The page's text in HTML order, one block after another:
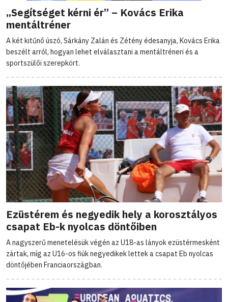
„Segítséget kérni ér” – Kovács Erika
mentáltréner
A két kitűnő úszó, Sárkány Zalán és Zétény édesanyja, Kovács Erika
beszélt arról, hogyan lehet elválasztani a mentáltréneri és a
sportszülői szerepkört.
Ezüstérem és negyedik hely a korosztályos
csapat Eb-k nyolcas döntőiben
A nagyszerű menetelésük végén az U18-as lányok ezüstérmesként
zártak, míg az U16-os fiúk negyedikek lettek a csapat Eb nyolcas
döntőjében Franciaországban.